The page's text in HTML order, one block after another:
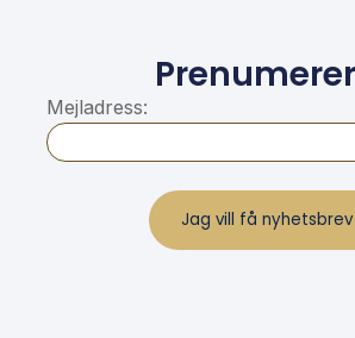
Mejladress: